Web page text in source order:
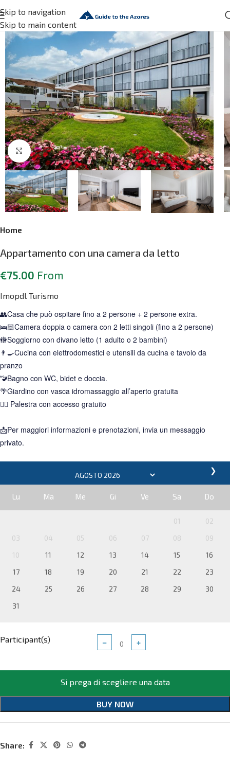
Skip to navigation
Skip to main content
Click to enlarge
Home
Appartamento con una camera da letto
€75.00 From
Imopdl Turismo
👥Casa che può ospitare fino a 2 persone + 2 persone extra.
🛌🏻Camera doppia o camera con 2 letti singoli (fino a 2 persone)
🚻Soggiorno con divano letto (1 adulto o 2 bambini)
👨‍🍳Cucina con elettrodomestici e utensili da cucina e tavolo da
pranzo
🚾Bagno con WC, bidet e doccia.
🌴Giardino con vasca idromassaggio all’aperto gratuita
🏋️‍♀️ Palestra con accesso gratuito
📩Per maggiori informazioni e prenotazioni, invia un messaggio
privato.
❯
Lu Ma Me Gi Ve Sa Do
01
02
03
04 05 06 07 08
09
10
11 12 13 14 15
16
17
18 19 20 21 22
23
24
25 26 27 28 29
30
31
Participant(s) − +
Si prega di scegliere una data
BUY NOW
Share: